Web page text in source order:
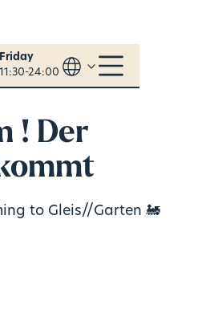
Friday
24:00
! Der
to Gleis//Garten 🚂